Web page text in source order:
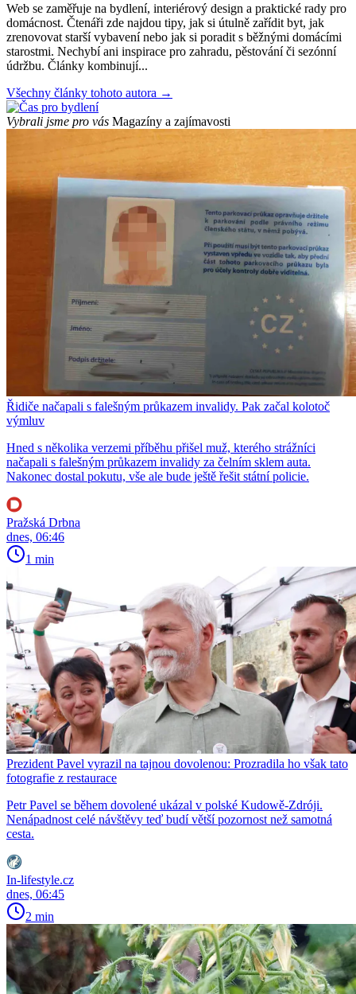
Web se zaměřuje na bydlení, interiérový design a praktické rady pro
domácnost. Čtenáři zde najdou tipy, jak si útulně zařídit byt, jak
zrenovovat starší vybavení nebo jak si poradit s běžnými domácími
starostmi. Nechybí ani inspirace pro zahradu, pěstování či sezónní
údržbu. Články kombinují...
Všechny články tohoto autora →
Vybrali jsme pro vás Magazíny a zajímavosti
Řidiče načapali s falešným průkazem invalidy. Pak začal kolotoč
výmluv
Hned s několika verzemi příběhu přišel muž, kterého strážníci
načapali s falešným průkazem invalidy za čelním sklem auta.
Nakonec dostal pokutu, vše ale bude ještě řešit státní policie.
Pražská Drbna
dnes, 06:46
1 min
Prezident Pavel vyrazil na tajnou dovolenou: Prozradila ho však tato
fotografie z restaurace
Petr Pavel se během dovolené ukázal v polské Kudowě-Zdróji.
Nenápadnost celé návštěvy teď budí větší pozornost než samotná
cesta.
In-lifestyle.cz
dnes, 06:45
2 min